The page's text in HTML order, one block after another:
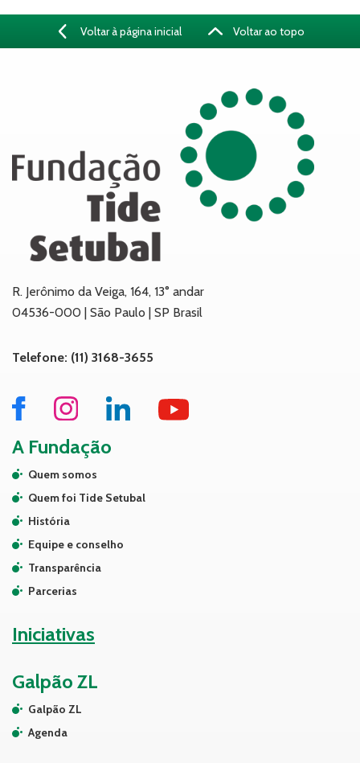
Voltar à página inicial Voltar ao topo
R. Jerônimo da Veiga, 164, 13° andar
04536-000 | São Paulo | SP Brasil
Telefone: (11) 3168-3655
A Fundação
Quem somos
Quem foi Tide Setubal
História
Equipe e conselho
Transparência
Parcerias
Iniciativas
Galpão ZL
Galpão ZL
Agenda